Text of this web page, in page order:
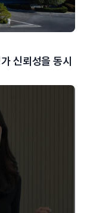
신뢰성을 동시